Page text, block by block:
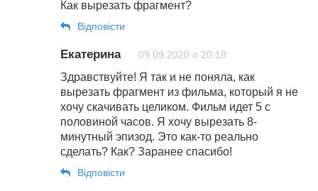
Как вырезать фрагмент?
Відповіcти
Екатерина 09.09.2020 о 20:19
Здравствуйте! Я так и не поняла, как
вырезать фрагмент из фильма, который я не
хочу скачивать целиком. Фильм идет 5 с
половиной часов. Я хочу вырезать 8-
минутный эпизод. Это как-то реально
сделать? Как? Заранее спасибо!
Відповіcти